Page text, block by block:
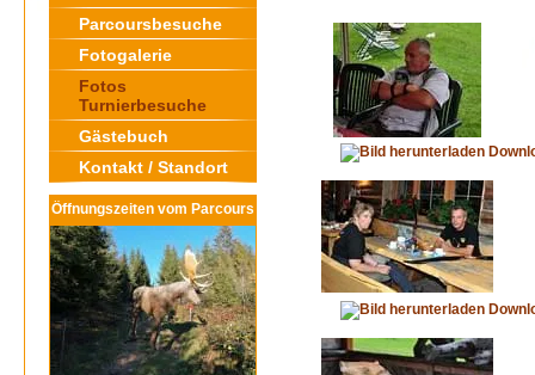
Parcoursbesuche
Fotogalerie
Fotos
Turnierbesuche
Gästebuch
Kontakt / Standort
Öffnungszeiten vom Parcours